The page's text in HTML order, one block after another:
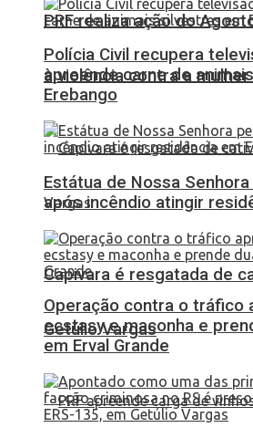
PRF realiza ação do
à violência contra a
Capivara é resgatada de
Getúlio Vargas
Polícia Civil recupera
apreende carne de
Erebango
Estátua de Nossa
após incêndio atingir
Operação contra o tráfico
ecstasy e maconha e
em Erval Grande